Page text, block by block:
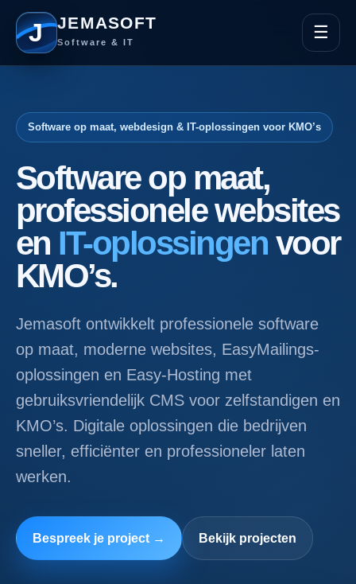
J JEMASOFT
Software & IT ☰
Software op maat, webdesign & IT-oplossingen voor KMO’s
Software op maat,
professionele websites
en IT-oplossingen voor
KMO’s.
Jemasoft ontwikkelt professionele software
op maat, moderne websites, EasyMailings-
oplossingen en Easy-Hosting met
gebruiksvriendelijk CMS voor zelfstandigen en
KMO’s. Digitale oplossingen die bedrijven
sneller, efficiënter en professioneler laten
werken.
Bespreek je project → Bekijk projecten